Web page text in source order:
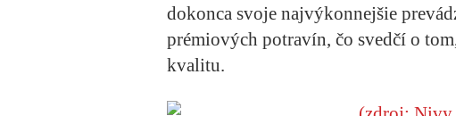
dokonca svoje najvýkonnejšie
prémiových potravín, čo svedčí o
kvalitu.